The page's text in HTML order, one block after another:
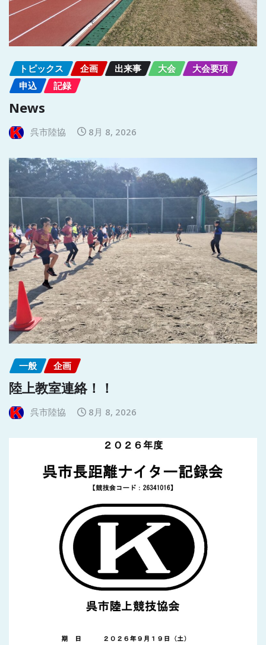
トピックス 企画 出来事 大会
大会要項
申込
記録
News
呉市陸協 8月 8, 2026
一般 企画
陸上教室連絡！！
呉市陸協 8月 8, 2026